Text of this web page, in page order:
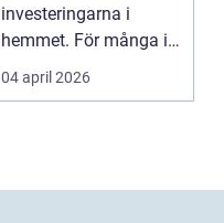
investeringarna i
hemmet. För många i
och runt Kristianstad ...
04 april 2026